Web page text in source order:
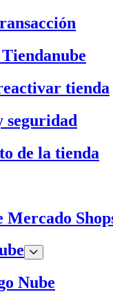
tienda
seguridad
de la tienda
Nube